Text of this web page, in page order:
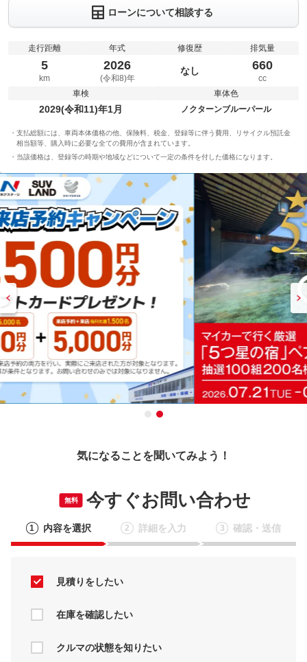
ローンについて相談する
走行距離
5
km
年式
2026
(令和8)年
修復歴
なし
排気量
660
cc
車検
2029(令和11)年1月
車体色
ノクターンブルーパール
支払総額には、車両本体価格の他、保険料、税金、登録等に伴う費用、リサイクル預託金
相当額等、購入時に必要な全ての費用が含まれています。
当該価格は、登録等の時期や地域などについて一定の条件を付した価格になります。
気になることを聞いてみよう！
無料 今すぐお問い合わせ
1 内容を選択 2 詳細を入力 3 確認・送信
見積りをしたい
在庫を確認したい
クルマの状態を知りたい